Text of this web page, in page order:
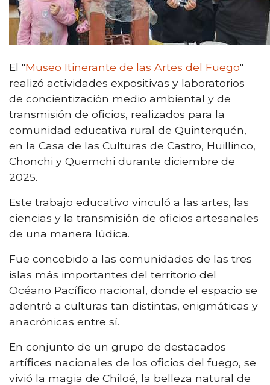
El "Museo Itinerante de las Artes del Fuego"
realizó actividades expositivas y laboratorios
de concientización medio ambiental y de
transmisión de oficios, realizados para la
comunidad educativa rural de Quinterquén,
en la Casa de las Culturas de Castro, Huillinco,
Chonchi y Quemchi durante diciembre de
2025.
Este trabajo educativo vinculó a las artes, las
ciencias y la transmisión de oficios artesanales
de una manera lúdica.
Fue concebido a las comunidades de las tres
islas más importantes del territorio del
Océano Pacífico nacional, donde el espacio se
adentró a culturas tan distintas, enigmáticas y
anacrónicas entre sí.
En conjunto de un grupo de destacados
artífices nacionales de los oficios del fuego, se
vivió la magia de Chiloé, la belleza natural de